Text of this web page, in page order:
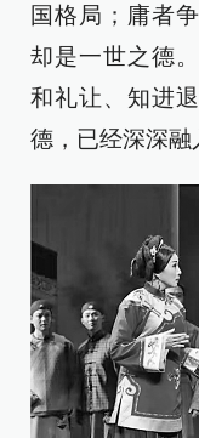
国格局；庸者
却是一世之德
和礼让、知进
德，已经深深融